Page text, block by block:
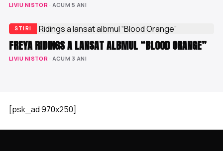
LIVIU NISTOR · ACUM 5 ANI
STIRI
FREYA RIDINGS A LANSAT ALBMUL “BLOOD ORANGE”
LIVIU NISTOR · ACUM 3 ANI
[psk_ad 970x250]